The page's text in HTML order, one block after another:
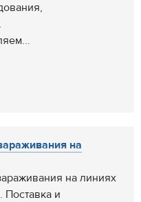
на
на линиях
Поставка и